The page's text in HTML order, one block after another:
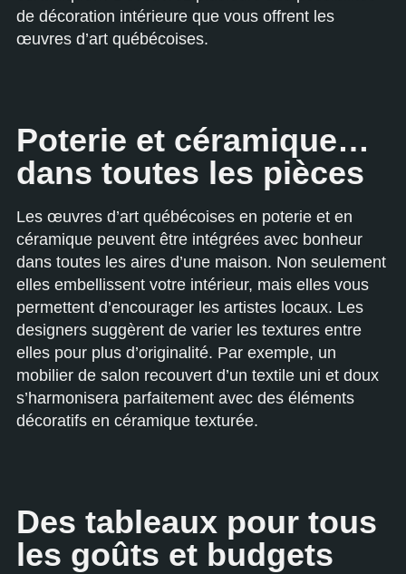
de décoration intérieure que vous offrent les
œuvres d’art québécoises.
Poterie et céramique…
dans toutes les pièces
Les œuvres d’art québécoises en poterie et en
céramique peuvent être intégrées avec bonheur
dans toutes les aires d’une maison. Non seulement
elles embellissent votre intérieur, mais elles vous
permettent d’encourager les artistes locaux. Les
designers suggèrent de varier les textures entre
elles pour plus d’originalité. Par exemple, un
mobilier de salon recouvert d’un textile uni et doux
s’harmonisera parfaitement avec des éléments
décoratifs en céramique texturée.
Des tableaux pour tous
les goûts et budgets